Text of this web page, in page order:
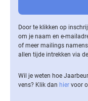
Door te klikken op
om je naam en e-
of meer mailings
allen tijde intrekken via
Wil je weten hoe
vens? Klik dan hier voor